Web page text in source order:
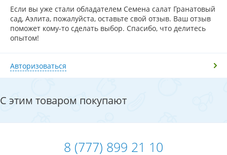
Если вы уже стали обладателем Семена салат Гранатовый
сад, Аэлита, пожалуйста, оставьте свой отзыв. Ваш отзыв
поможет кому-то сделать выбор. Спасибо, что делитесь
опытом!
Авторизоваться
С этим товаром покупают
8 (777) 899 21 10